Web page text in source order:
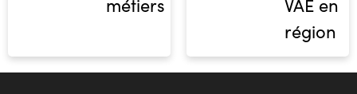
métiers
VAE en
région